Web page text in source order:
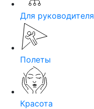
Для руководителя
Полеты
Красота